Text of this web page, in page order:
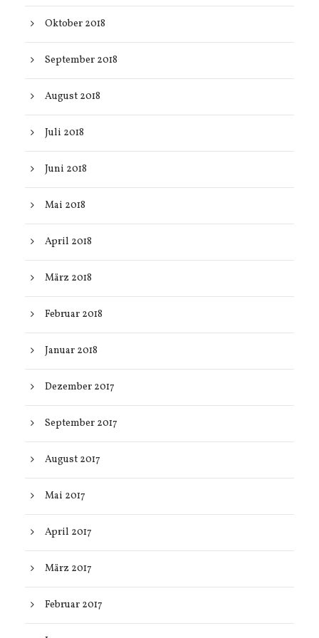
Oktober 2018
September 2018
August 2018
Juli 2018
Juni 2018
Mai 2018
April 2018
März 2018
Februar 2018
Januar 2018
Dezember 2017
September 2017
August 2017
Mai 2017
April 2017
März 2017
Februar 2017